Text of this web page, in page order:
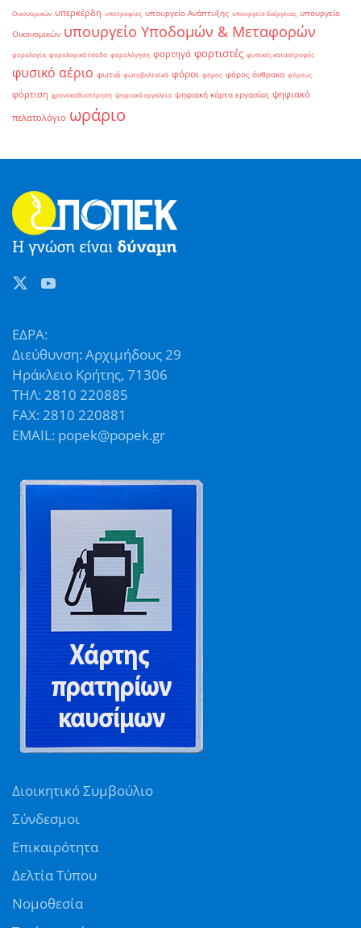
Οικονομικών υπερκέρδη υποτροφίες υπουργείο Ανάπτυξης υπουργείο Ενέργειας υπουργείο
Οικονομικών υπουργείο Υποδομών & Μεταφορών
φορολογία φορολογικά έσοδα φορολόγηση φορτηγά φορτιστές φυσικές καταστροφές
φυσικό αέριο φωτιά φωτοβολταϊκά φόροι φόρος φόρος άνθρακα φόρους
φόρτιση χρονοκαθυστέρηση ψηφιακά εργαλεία ψηφιακή κάρτα εργασίας ψηφιακό
πελατολόγιο ωράριο
ΕΔΡΑ:
Διεύθυνση: Αρχιμήδους 29
Ηράκλειο Κρήτης, 71306
ΤΗΛ: 2810 220885
FAX: 2810 220881
EMAIL: popek@popek.gr
Διοικητικό Συμβούλιο
Σύνδεσμοι
Επικαιρότητα
Δελτία Τύπου
Νομοθεσία